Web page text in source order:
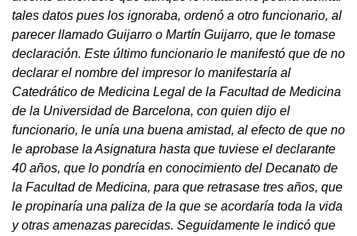
tales datos pues los ignoraba, ordenó a otro funcionario, al
parecer llamado Guijarro o Martín Guijarro, que le tomase
declaración. Este último funcionario le manifestó que de no
declarar el nombre del impresor lo manifestaría al
Catedrático de Medicina Legal de la Facultad de Medicina
de la Universidad de Barcelona, con quien dijo el
funcionario, le unía una buena amistad, al efecto de que no
le aprobase la Asignatura hasta que tuviese el declarante
40 años, que lo pondría en conocimiento del Decanato de
la Facultad de Medicina, para que retrasase tres años, que
le propinaría una paliza de la que se acordaría toda la vida
y otras amenazas parecidas. Seguidamente le indicó que